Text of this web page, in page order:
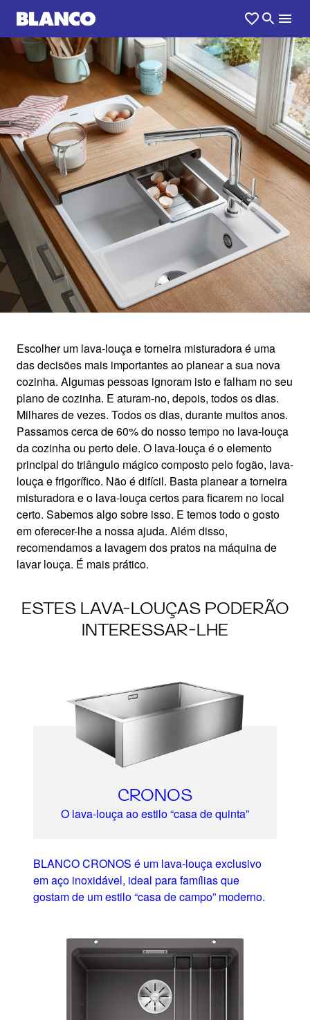
LAVA-LOUÇAS COM
PAIXÃO
O que obtém do nosso amor pelos lava-louças
1 /0
Escolher um lava-louça e torneira misturadora é uma
das decisões mais importantes ao planear a sua nova
cozinha. Algumas pessoas ignoram isto e falham no seu
plano de cozinha. E aturam-no, depois, todos os dias.
Milhares de vezes. Todos os dias, durante muitos anos.
Passamos cerca de 60% do nosso tempo no lava-louça
da cozinha ou perto dele. O lava-louça é o elemento
principal do triângulo mágico composto pelo fogão, lava-
louça e frigorífico. Não é difícil. Basta planear a torneira
misturadora e o lava-louça certos para ficarem no local
certo. Sabemos algo sobre isso. E temos todo o gosto
em oferecer-lhe a nossa ajuda. Além disso,
recomendamos a lavagem dos pratos na máquina de
lavar louça. É mais prático.
ESTES LAVA-LOUÇAS PODERÃO
INTERESSAR-LHE
CRONOS
O lava-louça ao estilo “casa de quinta”
BLANCO CRONOS é um lava-louça exclusivo
em aço inoxidável, ideal para famílias que
gostam de um estilo “casa de campo” moderno.